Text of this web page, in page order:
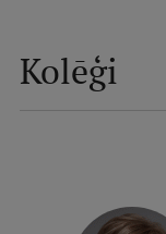
Rezidentūra
Kolēģi